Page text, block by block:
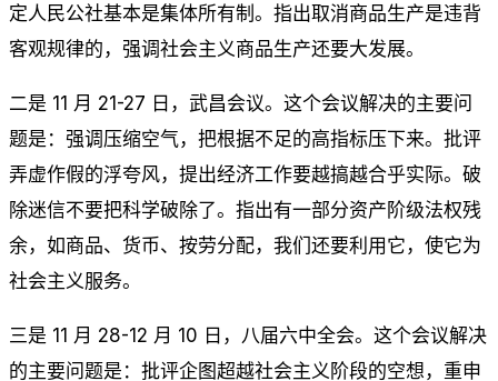
定人民公社基本是集体所有制。指出取消商品生产是违背
客观规律的，强调社会主义商品生产还要大发展。
二是 11 月 21-27 日，武昌会议。这个会议解决的主要问
题是：强调压缩空气，把根据不足的高指标压下来。批评
弄虚作假的浮夸风，提出经济工作要越搞越合乎实际。破
除迷信不要把科学破除了。指出有一部分资产阶级法权残
余，如商品、货币、按劳分配，我们还要利用它，使它为
社会主义服务。
三是 11 月 28-12 月 10 日，八届六中全会。这个会议解决
的主要问题是：批评企图超越社会主义阶段的空想，重申